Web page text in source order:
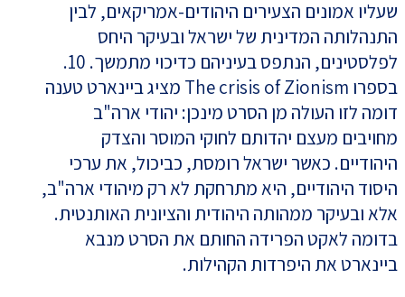
שעליו אמונים הצעירים היהודים-אמריקאים, לבין
התנהלותה המדינית של ישראל ובעיקר היחס
לפלסטינים, הנתפס בעיניהם כדיכוי מתמשך. 10.
בספרו The crisis of Zionism מציג ביינארט טענה
דומה לזו העולה מן הסרט מינכן: יהודי ארה"ב
מחויבים מעצם יהדותם לחוקי המוסר והצדק
היהודיים. כאשר ישראל רומסת, כביכול, את ערכי
היסוד היהודיים, היא מתרחקת לא רק מיהודי ארה"ב,
אלא ובעיקר ממהותה היהודית והציונית האותנטית.
בדומה לאקט הפרידה החותם את הסרט מנבא
ביינארט את היפרדות הקהילות.